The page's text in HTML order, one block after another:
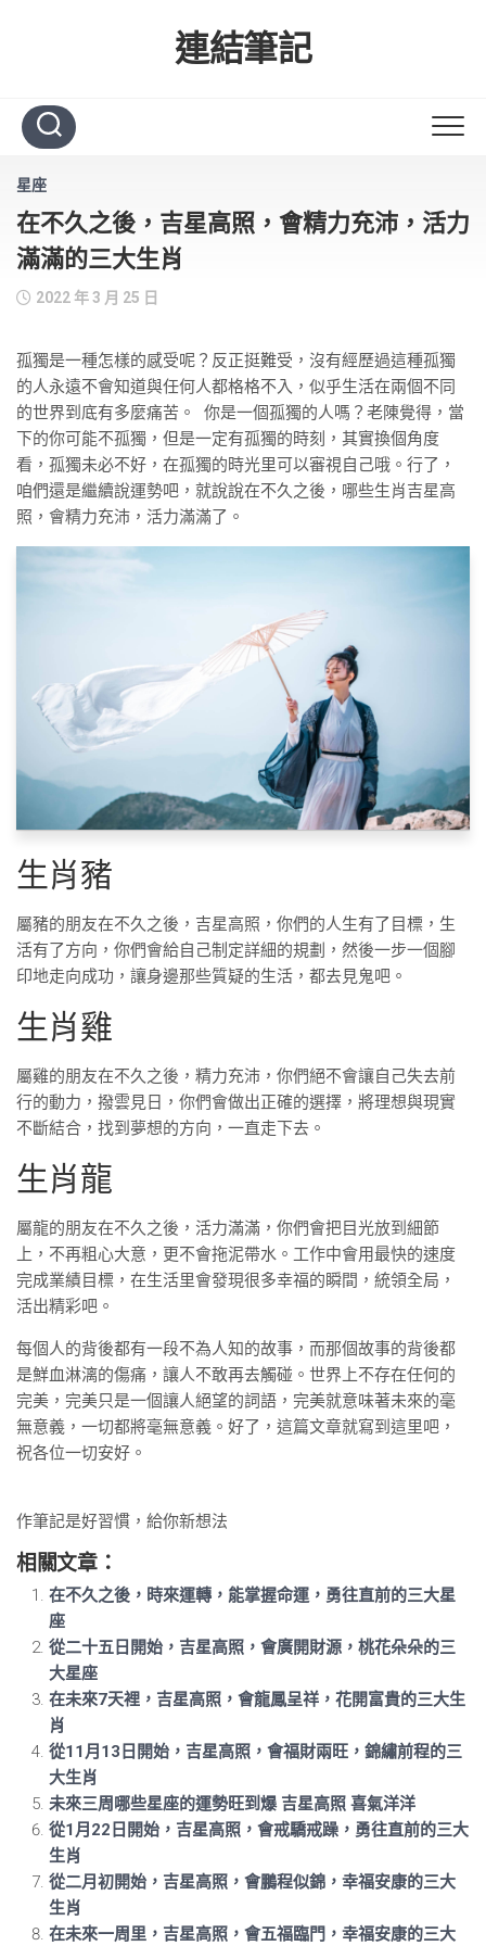
連結筆記
星座
在不久之後，吉星高照，會精力充沛，活力
滿滿的三大生肖
2022 年 3 月 25 日
孤獨是一種怎樣的感受呢？反正挺難受，沒有經歷過這種孤獨
的人永遠不會知道與任何人都格格不入，似乎生活在兩個不同
的世界到底有多麼痛苦。 你是一個孤獨的人嗎？老陳覺得，當
下的你可能不孤獨，但是一定有孤獨的時刻，其實換個角度
看，孤獨未必不好，在孤獨的時光里可以審視自己哦。行了，
咱們還是繼續說運勢吧，就說說在不久之後，哪些生肖吉星高
照，會精力充沛，活力滿滿了。
生肖豬
屬豬的朋友在不久之後，吉星高照，你們的人生有了目標，生
活有了方向，你們會給自己制定詳細的規劃，然後一步一個腳
印地走向成功，讓身邊那些質疑的生活，都去見鬼吧。
生肖雞
屬雞的朋友在不久之後，精力充沛，你們絕不會讓自己失去前
行的動力，撥雲見日，你們會做出正確的選擇，將理想與現實
不斷結合，找到夢想的方向，一直走下去。
生肖龍
屬龍的朋友在不久之後，活力滿滿，你們會把目光放到細節
上，不再粗心大意，更不會拖泥帶水。工作中會用最快的速度
完成業績目標，在生活里會發現很多幸福的瞬間，統領全局，
活出精彩吧。
每個人的背後都有一段不為人知的故事，而那個故事的背後都
是鮮血淋漓的傷痛，讓人不敢再去觸碰。世界上不存在任何的
完美，完美只是一個讓人絕望的詞語，完美就意味著未來的毫
無意義，一切都將毫無意義。好了，這篇文章就寫到這里吧，
祝各位一切安好。
作筆記是好習慣，給你新想法
相關文章：
在不久之後，時來運轉，能掌握命運，勇往直前的三大星
座
從二十五日開始，吉星高照，會廣開財源，桃花朵朵的三
大星座
在未來7天裡，吉星高照，會龍鳳呈祥，花開富貴的三大生
肖
從11月13日開始，吉星高照，會福財兩旺，錦繡前程的三
大生肖
未來三周哪些星座的運勢旺到爆 吉星高照 喜氣洋洋
從1月22日開始，吉星高照，會戒驕戒躁，勇往直前的三大
生肖
從二月初開始，吉星高照，會鵬程似錦，幸福安康的三大
生肖
在未來一周里，吉星高照，會五福臨門，幸福安康的三大